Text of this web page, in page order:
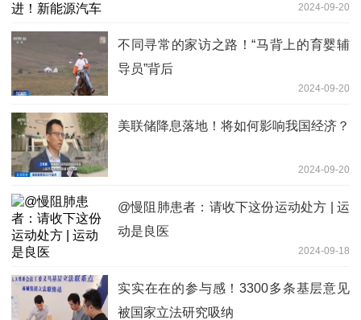
2024-09-20
不同寻常的家访之路！“马背上的育婴辅
导员”背后
2024-09-20
美联储降息落地！将如何影响我国经济？
2024-09-20
@慢阻肺患者：请收下这份运动处方 | 运
动是良医
2024-09-18
实实在在的参与感！3300多条基层意见
被国家立法研究吸纳